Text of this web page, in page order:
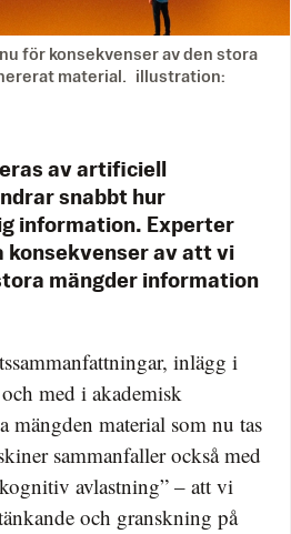
för konsekvenser av den stora
material. illustration:
av artificiell
snabbt hur
information. Experter
konsekvenser av att vi
mängder information
inlägg i
med i akademisk
mängden material som nu tas
sammanfaller också med
avlastning” – att vi
och granskning på